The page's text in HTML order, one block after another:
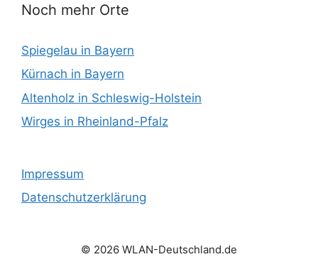
Noch mehr Orte
Spiegelau in Bayern
Kürnach in Bayern
Altenholz in Schleswig-Holstein
Wirges in Rheinland-Pfalz
Impressum
Datenschutzerklärung
© 2026 WLAN-Deutschland.de